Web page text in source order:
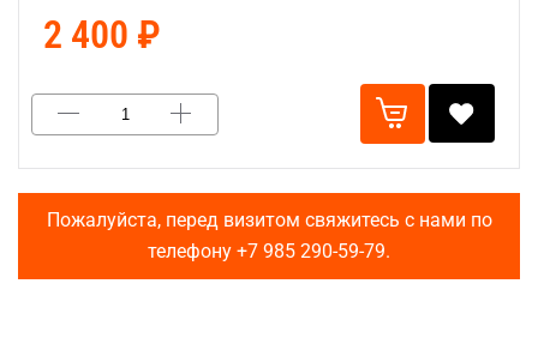
2 400 ₽
Пожалуйста, перед визитом свяжитесь с нами по
телефону +7 985 290-59-79.